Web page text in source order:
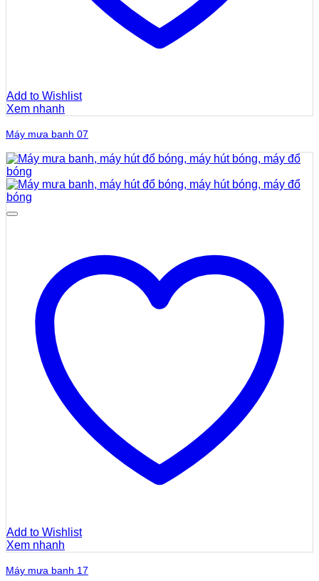
Add to Wishlist
Xem nhanh
Máy mưa banh 07
Add to Wishlist
Xem nhanh
Máy mưa banh 17